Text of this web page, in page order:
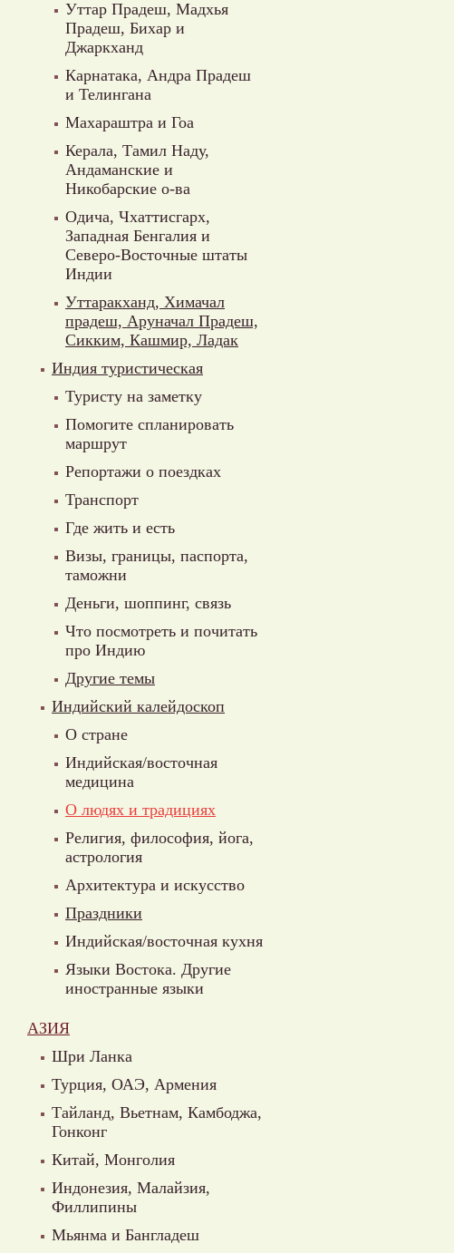
Уттар Прадеш, Мадхья
Прадеш, Бихар и
Джаркханд
Карнатака, Андра Прадеш
и Телингана
Махараштра и Гоа
Керала, Тамил Наду,
Андаманские и
Никобарские о-ва
Одича, Чхаттисгарх,
Западная Бенгалия и
Северо-Восточные штаты
Индии
Уттаракханд, Химачал
прадеш, Аруначал Прадеш,
Сикким, Кашмир, Ладак
Индия туристическая
Туристу на заметку
Помогите спланировать
маршрут
Репортажи о поездках
Транспорт
Где жить и есть
Визы, границы, паспорта,
таможни
Деньги, шоппинг, связь
Что посмотреть и почитать
про Индию
Другие темы
Индийский калейдоскоп
О стране
Индийская/восточная
медицина
О людях и традициях
Религия, философия, йога,
астрология
Архитектура и искусство
Праздники
Индийская/восточная кухня
Языки Востока. Другие
иностранные языки
АЗИЯ
Шри Ланка
Турция, ОАЭ, Армения
Тайланд, Вьетнам, Камбоджа,
Гонконг
Китай, Монголия
Индонезия, Малайзия,
Филлипины
Мьянма и Бангладеш